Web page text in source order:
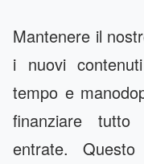
Mantenere il
i nuovi
tempo e
finanziare
entrate.